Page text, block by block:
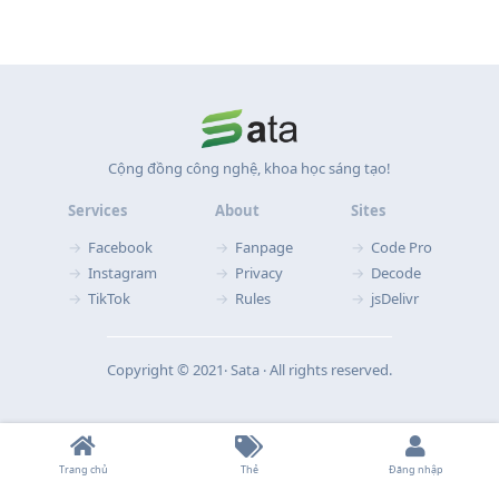
Cộng đồng công nghệ, khoa học sáng tạo!
Services
Facebook
Instagram
TikTok
About
Fanpage
Privacy
Rules
Sites
Code Pro
Decode
jsDelivr
Copyright © 2021‧ Sata ‧ All rights reserved.
Trang chủ Thẻ Đăng nhập